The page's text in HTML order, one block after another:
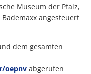
Museum der Pfalz,
angesteuert
dem gesamten
oepnv abgerufen